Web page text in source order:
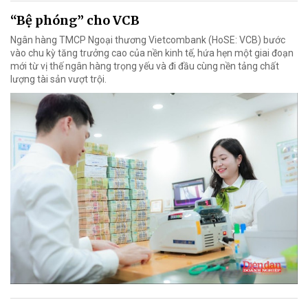
“Bệ phóng” cho VCB
Ngân hàng TMCP Ngoại thương Vietcombank (HoSE: VCB) bước
vào chu kỳ tăng trưởng cao của nền kinh tế, hứa hẹn một giai đoạn
mới từ vị thế ngân hàng trọng yếu và đi đầu cùng nền tảng chất
lượng tài sản vượt trội.